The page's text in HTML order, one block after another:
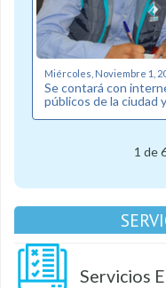
Miércoles, Noviembre 1,
Se contará con
públicos de la ciudad
1 de
Servicios